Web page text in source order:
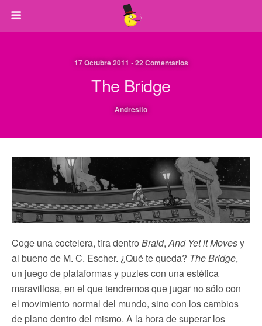
17 Octubre 2011 • 22 Comentarios
The Bridge
Andresito
Coge una coctelera, tira dentro Braid,And Yet it Movesy
al bueno de M. C. Escher. ¿Qué te queda? The Bridge,
un juego de plataformas y puzles con una estética
maravillosa, en el que tendremos que jugar no sólo con
el movimiento normal del mundo, sino con los cambios
de plano dentro del mismo. A la hora de superar los